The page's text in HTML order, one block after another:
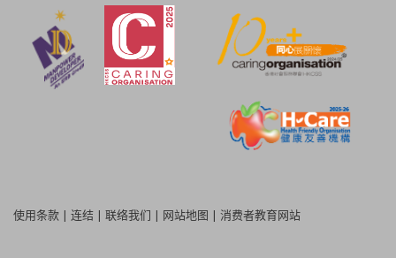
使用条款 | 连结 | 联络我们 | 网站地图 | 消费者教育网站